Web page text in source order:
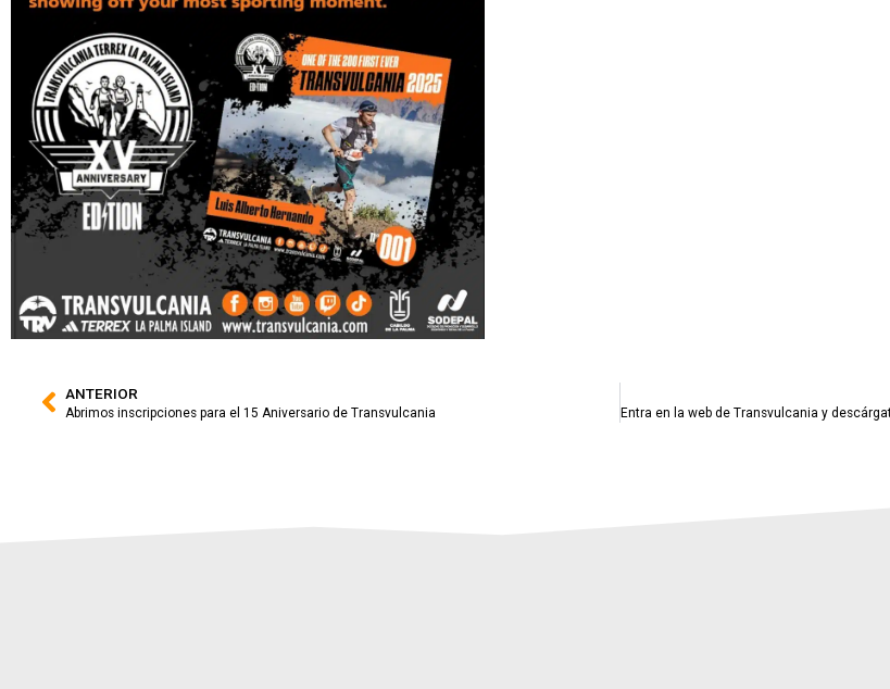
ANTERIOR
Abrimos inscripciones para el 15 Aniversario de Transvulcania